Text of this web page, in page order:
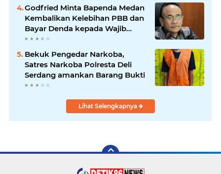
Godfried Minta Bapenda Medan
Kembalikan Kelebihan PBB dan
Bayar Denda kepada Wajib
Pajak
Bekuk Pengedar Narkoba,
Satres Narkoba Polresta Deli
Serdang amankan Barang Bukti
Lihat Selengkapnya